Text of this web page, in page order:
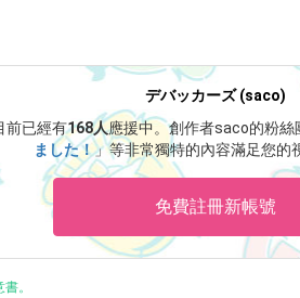
デバッカーズ (saco)
前已經有168人應援中。創作者saco的粉絲
ました！」等非常獨特的內容滿足您的
免費註冊新帳號
。